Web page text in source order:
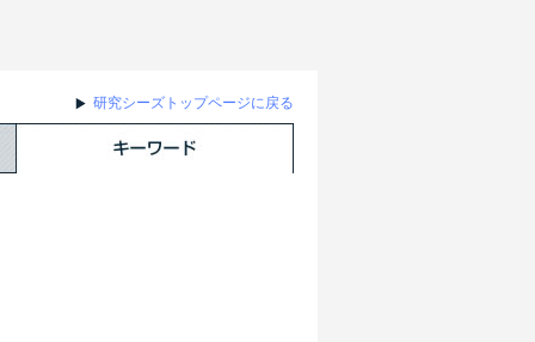
研究シーズトップページに戻る